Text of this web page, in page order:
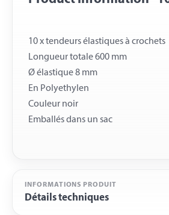
10 x tendeurs élastiques à crochets
Longueur totale 600 mm
Ø élastique 8 mm
En Polyethylen
Couleur noir
Emballés dans un sac
INFORMATIONS PRODUIT
Détails techniques